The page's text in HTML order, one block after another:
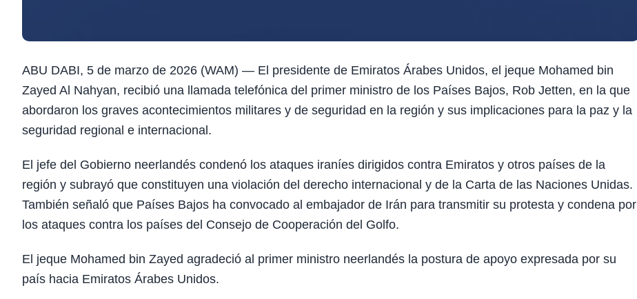
ABU DABI, 5 de marzo de 2026 (WAM) — El presidente de Emiratos Árabes Unidos, el jeque Mohamed bin
Zayed Al Nahyan, recibió una llamada telefónica del primer ministro de los Países Bajos, Rob Jetten, en la que
abordaron los graves acontecimientos militares y de seguridad en la región y sus implicaciones para la paz y la
seguridad regional e internacional.
El jefe del Gobierno neerlandés condenó los ataques iraníes dirigidos contra Emiratos y otros países de la
región y subrayó que constituyen una violación del derecho internacional y de la Carta de las Naciones Unidas.
También señaló que Países Bajos ha convocado al embajador de Irán para transmitir su protesta y condena por
los ataques contra los países del Consejo de Cooperación del Golfo.
El jeque Mohamed bin Zayed agradeció al primer ministro neerlandés la postura de apoyo expresada por su
país hacia Emiratos Árabes Unidos.